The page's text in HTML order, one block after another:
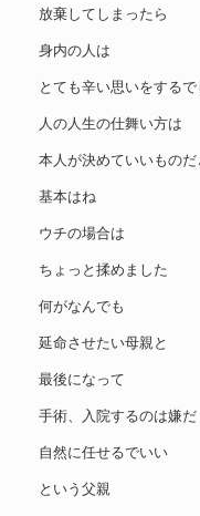
放棄してしまったら
身内の人は
とても辛い思いをするで
人の人生の仕舞い方は
本人が決めていいもの
基本はね
ウチの場合は
ちょっと揉めました
何がなんでも
延命させたい母親と
最後になって
手術、入院するのは嫌だ
自然に任せるでいい
という父親